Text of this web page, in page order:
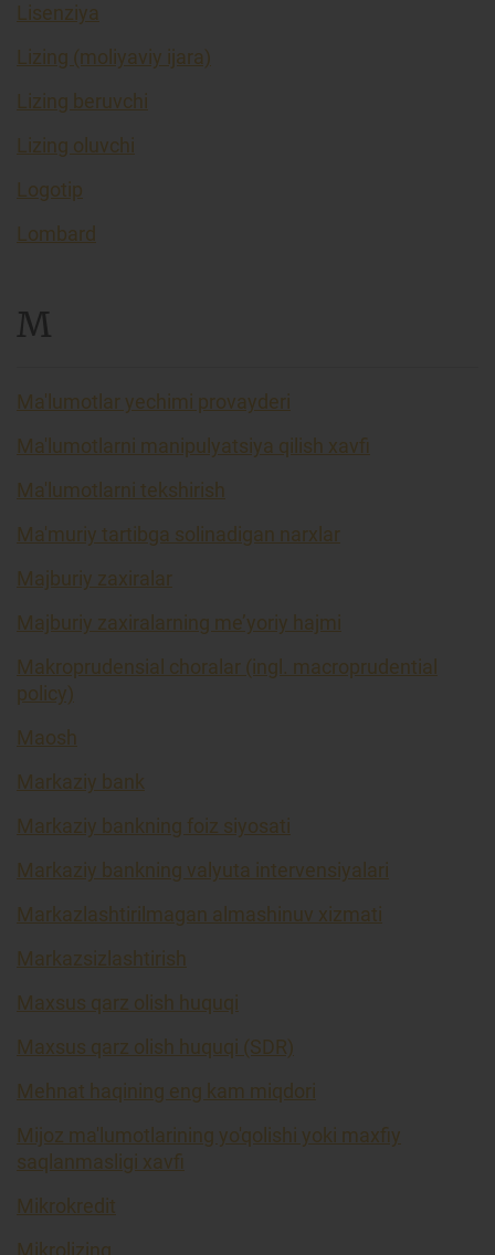
Lisenziya
Lizing (moliyaviy ijara)
Lizing beruvchi
Lizing oluvchi
Logotip
Lombard
M
Ma'lumotlar yechimi provayderi
Ma'lumotlarni manipulyatsiya qilish xavfi
Ma'lumotlarni tekshirish
Ma'muriy tartibga solinadigan narxlar
Majburiy zaxiralar
Majburiy zaxiralarning me’yoriy hajmi
Makroprudensial choralar (ingl. macroprudential
policy)
Maosh
Markaziy bank
Markaziy bankning foiz siyosati
Markaziy bankning valyuta intervensiyalari
Markazlashtirilmagan almashinuv xizmati
Markazsizlashtirish
Maxsus qarz olish huquqi
Maxsus qarz olish huquqi (SDR)
Mehnat haqining eng kam miqdori
Mijoz ma'lumotlarining yo'qolishi yoki maxfiy
saqlanmasligi xavfi
Mikrokredit
Mikrolizing